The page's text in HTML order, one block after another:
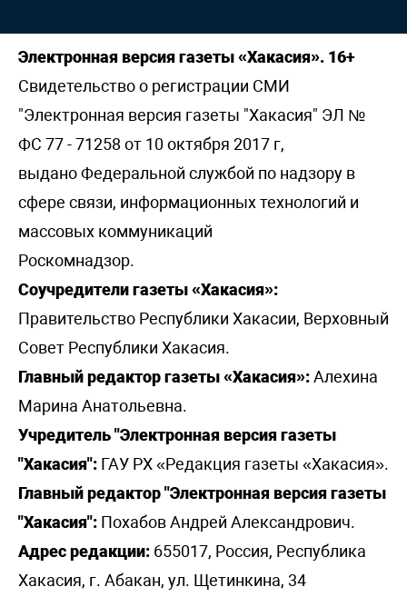
Электронная версия газеты «Хакасия». 16+
Свидетельство о регистрации СМИ
"Электронная версия газеты "Хакасия" ЭЛ №
ФС 77 - 71258 от 10 октября 2017 г,
выдано Федеральной службой по надзору в
сфере связи, информационных технологий и
массовых коммуникаций
Роскомнадзор.
Соучредители газеты «Хакасия»:
Правительство Республики Хакасии, Верховный
Совет Республики Хакасия.
Главный редактор газеты «Хакасия»:Алехина
Марина Анатольевна.
Учредитель "Электронная версия газеты
"Хакасия": ГАУ РХ «Редакция газеты «Хакасия».
Главный редактор "Электронная версия газеты
"Хакасия": Похабов Андрей Александрович.
Адрес редакции: 655017, Россия, Республика
Хакасия, г. Абакан, ул. Щетинкина, 34